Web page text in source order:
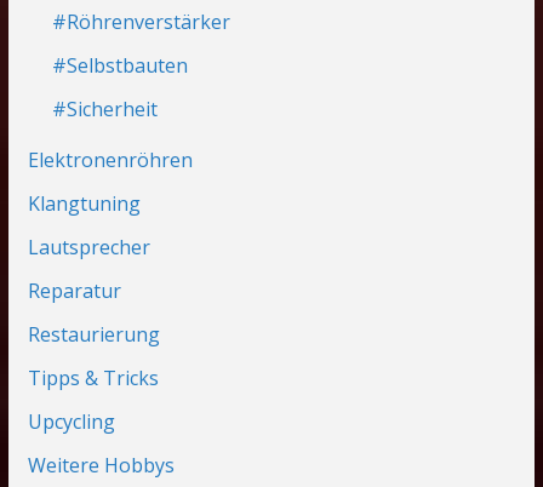
#Röhrenverstärker
#Selbstbauten
#Sicherheit
Elektronenröhren
Klangtuning
Lautsprecher
Reparatur
Restaurierung
Tipps & Tricks
Upcycling
Weitere Hobbys